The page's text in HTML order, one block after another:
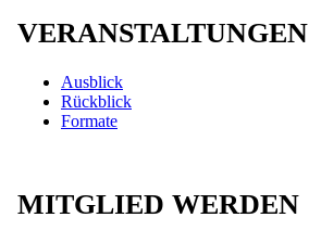
VERANSTALTUNGEN
Ausblick
Rückblick
Formate
MITGLIED WERDEN